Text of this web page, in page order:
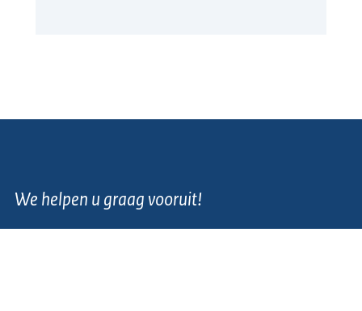
We helpen u graag vooruit!